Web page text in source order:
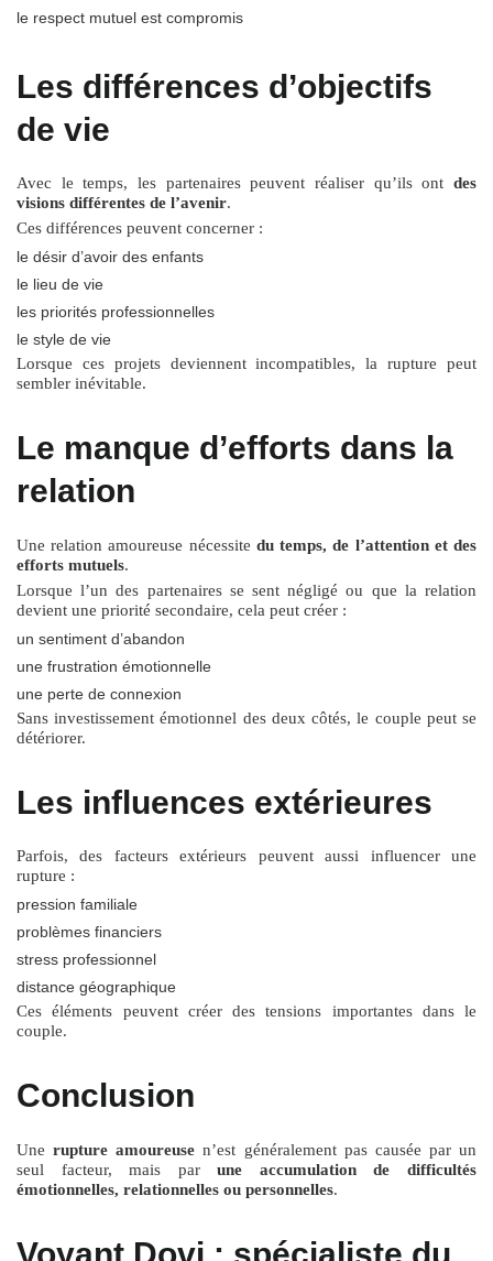
le respect mutuel est compromis
Les différences d’objectifs
de vie
Avec le temps, les partenaires peuvent réaliser qu’ils ont des
visions différentes de l’avenir.
Ces différences peuvent concerner :
le désir d’avoir des enfants
le lieu de vie
les priorités professionnelles
le style de vie
Lorsque ces projets deviennent incompatibles, la rupture peut
sembler inévitable.
Le manque d’efforts dans la
relation
Une relation amoureuse nécessite du temps, de l’attention et des
efforts mutuels.
Lorsque l’un des partenaires se sent négligé ou que la relation
devient une priorité secondaire, cela peut créer :
un sentiment d’abandon
une frustration émotionnelle
une perte de connexion
Sans investissement émotionnel des deux côtés, le couple peut se
détériorer.
Les influences extérieures
Parfois, des facteurs extérieurs peuvent aussi influencer une
rupture :
pression familiale
problèmes financiers
stress professionnel
distance géographique
Ces éléments peuvent créer des tensions importantes dans le
couple.
Conclusion
Unerupture amoureuse n’est généralement pas causée par un
seul facteur, mais parune accumulation de difficultés
émotionnelles, relationnelles ou personnelles.